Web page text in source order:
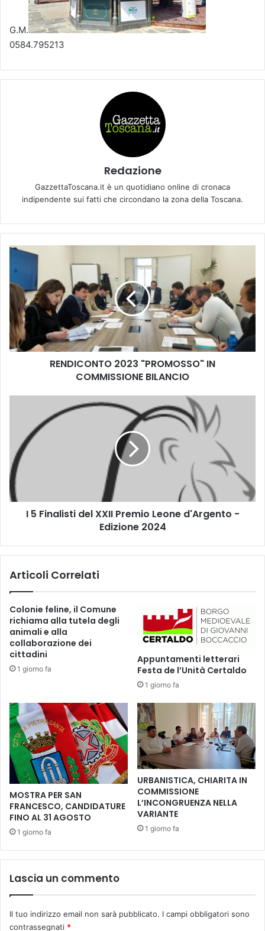
G.M.
0584.795213
Redazione
GazzettaToscana.it è un quotidiano online di cronaca
indipendente sui fatti che circondano la zona della Toscana.
R
N
D
C
O
N
T
O
M
O
S
I
C
M
I
S
S
I
O
B
I
L
A
N
I
O
RENDICONTO 2023 "PROMOSSO" IN
COMMISSIONE BILANCIO
a
l
s
X
I
P
r
e
i
e
o
n
e
d
A
r
g
e
n
t
o
-
E
d
i
I 5 Finalisti del XXII Premio Leone d'Argento -
Edizione 2024
Articoli Correlati
Colonie feline, il Comune
richiama alla tutela degli
animali e alla
collaborazione dei
cittadini
1 giorno fa
Appuntamenti letterari
Festa de l’Unità Certaldo
1 giorno fa
MOSTRA PER SAN
FRANCESCO, CANDIDATURE
FINO AL 31 AGOSTO
1 giorno fa
URBANISTICA, CHIARITA IN
COMMISSIONE
L’INCONGRUENZA NELLA
VARIANTE
1 giorno fa
Lascia un commento
Il tuo indirizzo email non sarà pubblicato. I campi obbligatori sono
contrassegnati *